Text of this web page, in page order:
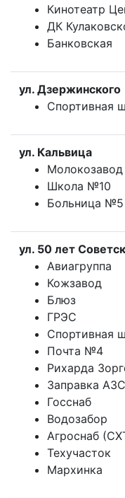
Кинотеатр
ДК
Банковская
ул. Дзержинского
Спортивная
ул. Кальвица
Молокозавод
Школа №10
Больница №5
ул. 50 лет
Авиагруппа
Кожзавод
Блюз
ГРЭС
Спортивная
Почта №4
Рихарда
Заправка АЗС
Госснаб
Водозабор
Агроснаб
Техучасток
Мархинка